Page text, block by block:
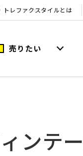
トレファクスタイルとは
売りたい
ンテ